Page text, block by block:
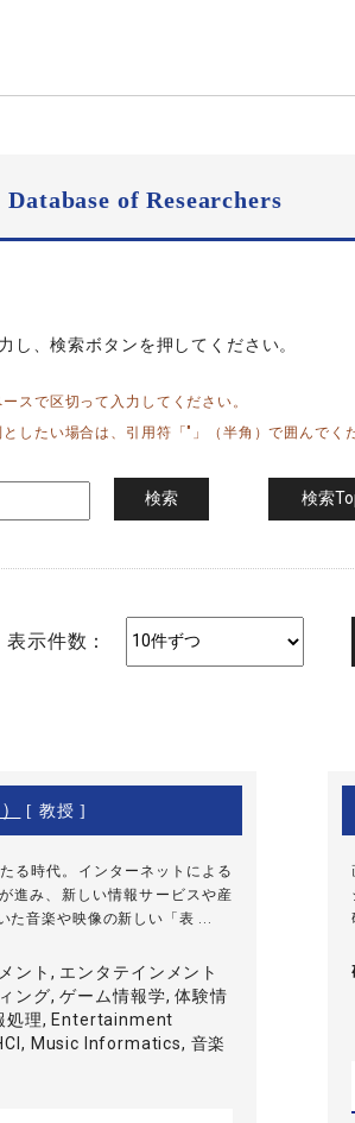
Database of Researchers
し、検索ボタンを押してください。
スで区切って入力してください。
したい場合は、引用符「"」（半角）で囲んでく
表示件数：
[ 教授 ]
る時代。インターネットによる
進み、新しい情報サービスや産
音楽や映像の新しい「表 ...
ント, エンタテインメント
ング, ゲーム情報学, 体験情
処理, Entertainment
Music Informatics, 音楽